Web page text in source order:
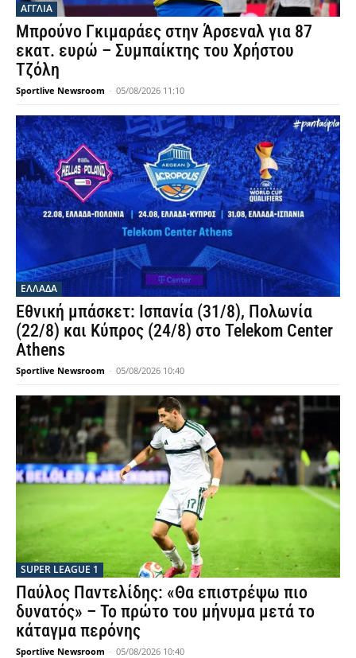
ΑΓΓΛΙΑ
Μπρούνο Γκιμαράες στην Άρσεναλ για 87
εκατ. ευρώ – Συμπαίκτης του Χρήστου
Τζόλη
Sportlive Newsroom - 05/08/2026 11:10
ΕΛΛΑΔΑ
Εθνική μπάσκετ: Ισπανία (31/8), Πολωνία
(22/8) και Κύπρος (24/8) στο Telekom Center
Athens
Sportlive Newsroom - 05/08/2026 10:40
SUPER LEAGUE 1
Παύλος Παντελίδης: «Θα επιστρέψω πιο
δυνατός» – Το πρώτο του μήνυμα μετά το
κάταγμα περόνης
Sportlive Newsroom - 05/08/2026 10:40